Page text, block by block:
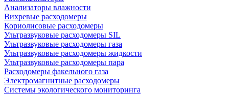
Анализаторы влажности
Вихревые расходомеры
Кориолисовые расходомеры
Ультразвуковые расходомеры SIL
Ультразвуковые расходомеры газа
Ультразвуковые расходомеры жидкости
Ультразвуковые расходомеры пара
Расходомеры факельного газа
Электромагнитные расходомеры
Системы экологического мониторинга